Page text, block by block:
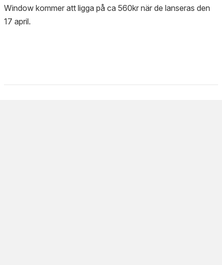
Window kommer att ligga på ca 560kr när de lanseras den
17 april.